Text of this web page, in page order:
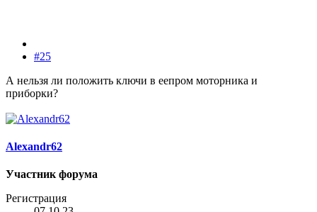
#25
А нельзя ли положить ключи в еепром моторника и
приборки?
Alexandr62
Участник форума
Регистрация